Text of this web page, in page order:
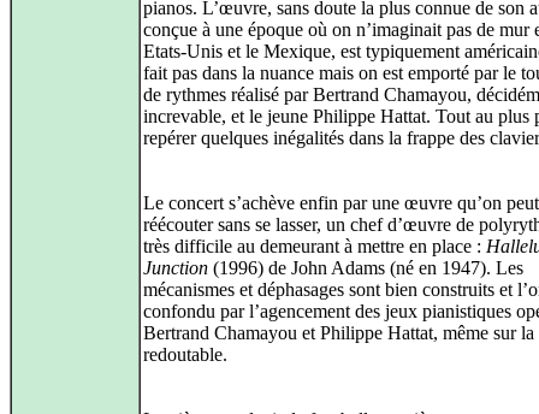
pianos. L’œuvre, sans doute la plus connue de son
conçue à une époque où on n’imaginait pas de mur
Etats-Unis et le Mexique, est typiquement
fait pas dans la nuance mais on est emporté par le
de rythmes réalisé par Bertrand Chamayou,
increvable, et le jeune Philippe Hattat. Tout au plus
repérer quelques inégalités dans la frappe des
Le concert s’achève enfin par une œuvre qu’on
réécouter sans se lasser, un chef d’œuvre de
très difficile au demeurant à mettre en place :
Junction (1996) de John Adams (né en 1947). Les
mécanismes et déphasages sont bien construits et
confondu par l’agencement des jeux pianistiques
Bertrand Chamayou et Philippe Hattat, même sur
redoutable.